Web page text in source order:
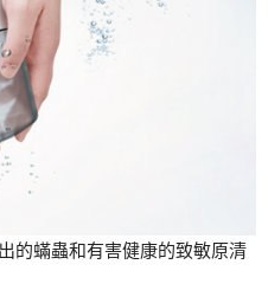
的蟎蟲和有害健康的致敏原清